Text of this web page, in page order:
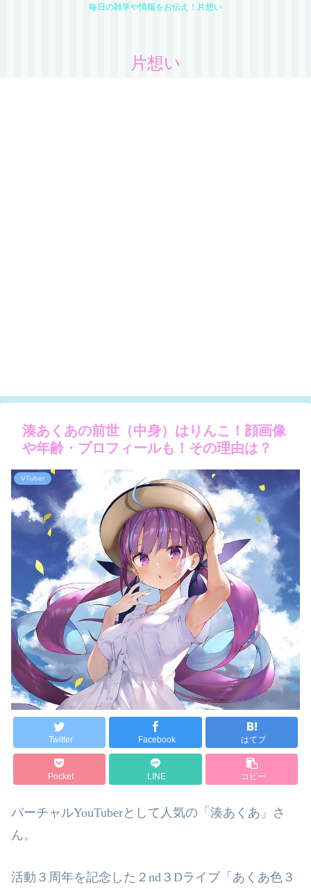
毎日の雑学や情報をお伝え！片想い
片想い
湊あくあの前世（中身）はりんこ！顔画像
や年齢・プロフィールも！その理由は？
VTuber
Twitter Facebook はてブ
Pocket LINE コピー
バーチャルYouTuberとして人気の「湊あくあ」さ
ん。
活動３周年を記念した２ nd ３ Dライブ「あくあ色３